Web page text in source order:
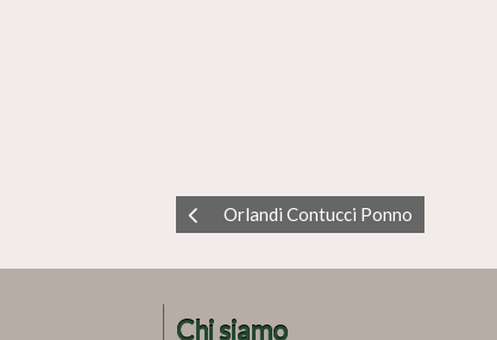
Orlandi Contucci Ponno
Chi siamo